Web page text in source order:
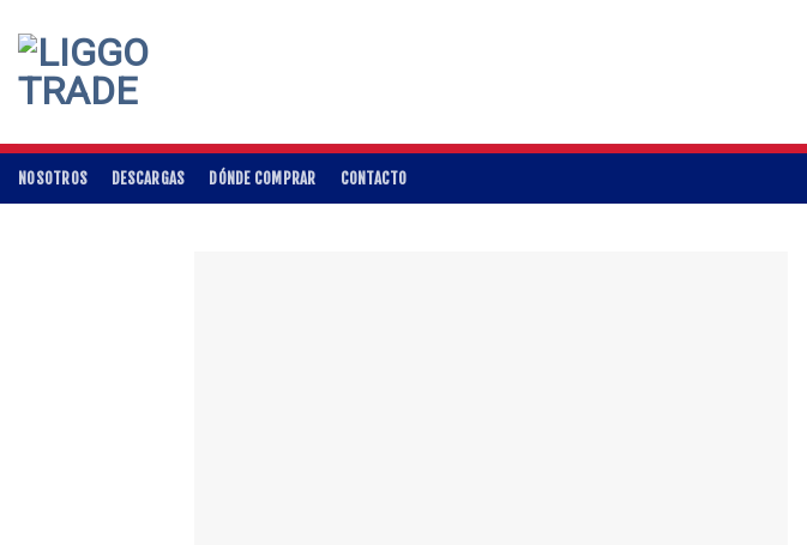
content
NOSOTROS DESCARGAS DÓNDE COMPRAR CONTACTO